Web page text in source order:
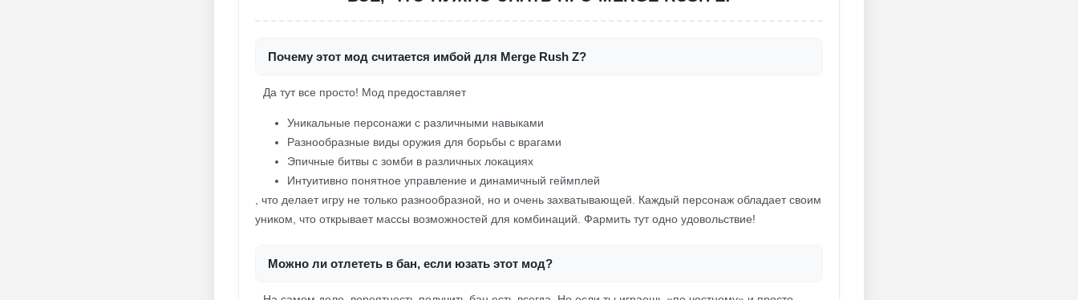
Почему этот мод считается имбой для Merge Rush Z?
Да тут все просто! Мод предоставляет
Уникальные персонажи с различными навыками
Разнообразные виды оружия для борьбы с врагами
Эпичные битвы с зомби в различных локациях
Интуитивно понятное управление и динамичный геймплей
, что делает игру не только разнообразной, но и очень захватывающей. Каждый персонаж обладает своим
уником, что открывает массы возможностей для комбинаций. Фармить тут одно удовольствие!
Можно ли отлететь в бан, если юзать этот мод?